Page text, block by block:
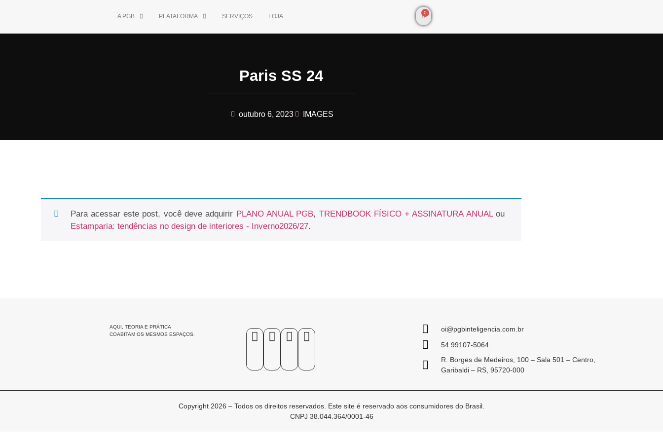
A PGB PLATAFORMA SERVIÇOS LOJA
0
Paris SS 24
outubro 6, 2023 IMAGES
Para acessar este post, você deve adquirir PLANO ANUAL PGB, TRENDBOOK FÍSICO + ASSINATURA ANUALou
Estamparia: tendências no design de interiores - Inverno2026/27.
AQUI, TEORIA E PRÁTICA
COABITAM OS MESMOS ESPAÇOS.
oi@pgbinteligencia.com.br
54 99107-5064
R. Borges de Medeiros, 100 – Sala 501 – Centro,
Garibaldi – RS, 95720-000
Copyright 2026 – Todos os direitos reservados. Este site é reservado aos consumidores do Brasil.
CNPJ 38.044.364/0001-46